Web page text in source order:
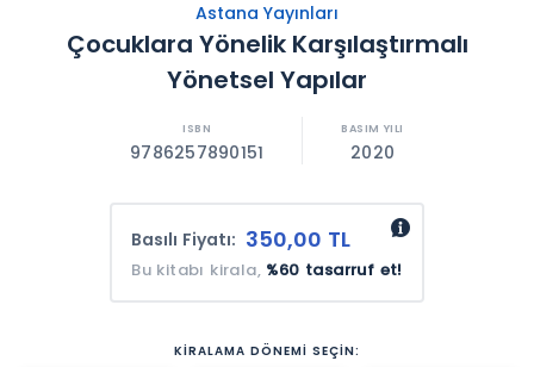
Astana Yayınları
Çocuklara Yönelik Karşılaştırmalı
Yönetsel Yapılar
9786257890151 2020
Basılı Fiyatı: 350,00 TL
Bu kitabı kirala, %60 tasarruf et!
KİRALAMA DÖNEMİ SEÇİN: